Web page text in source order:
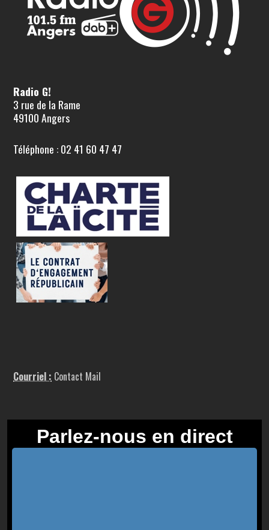
Radio G!
3 rue de la Rame
49100 Angers
Téléphone : 02 41 60 47 47
Courriel : Contact Mail